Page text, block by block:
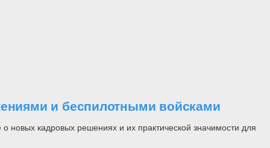
и беспилотными войсками
новых кадровых решениях и их практической значимости для